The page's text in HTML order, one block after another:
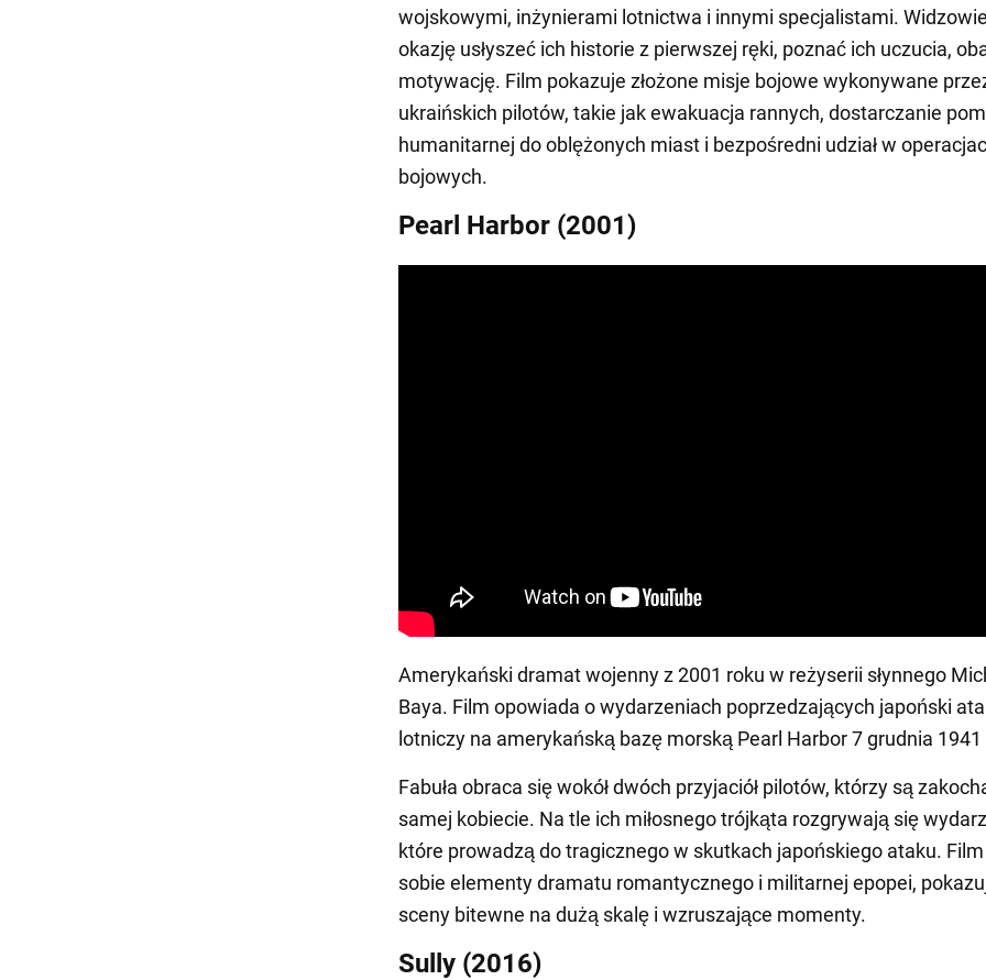
wojskowymi, inżynierami lotnictwa i innymi specjalistami.
okazję usłyszeć ich historie z pierwszej ręki, poznać ich uczucia,
motywację. Film pokazuje złożone misje bojowe wykonywane
ukraińskich pilotów, takie jak ewakuacja rannych, dostarczanie
humanitarnej do oblężonych miast i bezpośredni udział w
bojowych.
Pearl Harbor (2001)
Amerykański dramat wojenny z 2001 roku w reżyserii słynnego
Baya. Film opowiada o wydarzeniach poprzedzających japoński
lotniczy na amerykańską bazę morską Pearl Harbor 7 grudnia 1941
Fabuła obraca się wokół dwóch przyjaciół pilotów, którzy są
samej kobiecie. Na tle ich miłosnego trójkąta rozgrywają się
które prowadzą do tragicznego w skutkach japońskiego ataku. Film
sobie elementy dramatu romantycznego i militarnej epopei,
sceny bitewne na dużą skalę i wzruszające momenty.
Sully (2016)